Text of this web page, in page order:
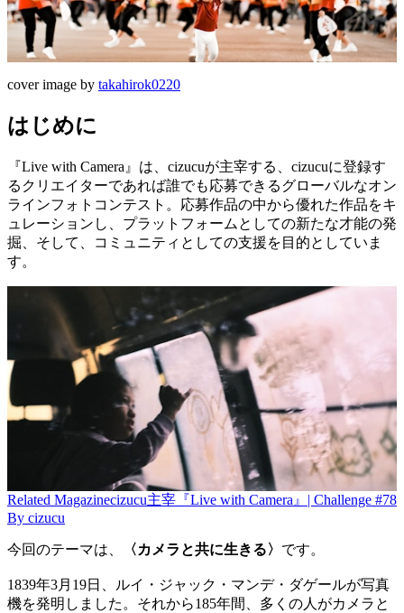
cover image by takahirok0220
はじめに
『Live with Camera』は、cizucuが主宰する、cizucuに登録す
るクリエイターであれば誰でも応募できるグローバルなオン
ラインフォトコンテスト。応募作品の中から優れた作品をキ
ュレーションし、プラットフォームとしての新たな才能の発
掘、そして、コミュニティとしての支援を目的としていま
す。
Related Magazinecizucu主宰『Live with Camera』| Challenge #78
By cizucu
今回のテーマは、 〈カメラと共に生きる〉 です。
1839年3月19日、ルイ・ジャック・マンデ・ダゲールが写真
機を発明しました。それから185年間、多くの人がカメラと